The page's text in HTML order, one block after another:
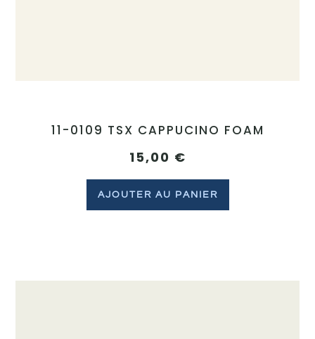
11-0109 TSX CAPPUCINO FOAM
15,00 €
AJOUTER AU PANIER